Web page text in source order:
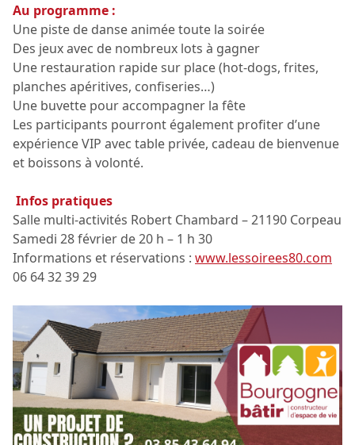
Au programme :
Une piste de danse animée toute la soirée
Des jeux avec de nombreux lots à gagner
Une restauration rapide sur place (hot-dogs, frites,
planches apéritives, confiseries…)
Une buvette pour accompagner la fête
Les participants pourront également profiter d’une
expérience VIP avec table privée, cadeau de bienvenue
et boissons à volonté.
Infos pratiques
Salle multi-activités Robert Chambard – 21190 Corpeau
Samedi 28 février de 20 h – 1 h 30
Informations et réservations : www.lessoirees80.com
06 64 32 39 29